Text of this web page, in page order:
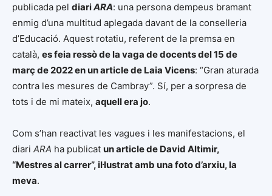
publicada pel diariARA: una persona dempeus bramant
enmig d’una multitud aplegada davant de la conselleria
d’Educació. Aquest rotatiu, referent de la premsa en
català, es feia ressò de la vaga de docents del 15 de
març de 2022 en un article de Laia Vicens: “Gran aturada
contra les mesures de Cambray”. Sí, per a sorpresa de
tots i de mi mateix, aquell era jo.
Com s’han reactivat les vagues i les manifestacions, el
diari ARA ha publicat un article de David Altimir,
“Mestres al carrer”, il·lustrat amb una foto d’arxiu, la
meva.